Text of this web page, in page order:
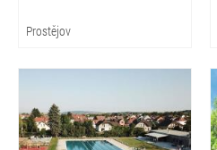
Prostějov